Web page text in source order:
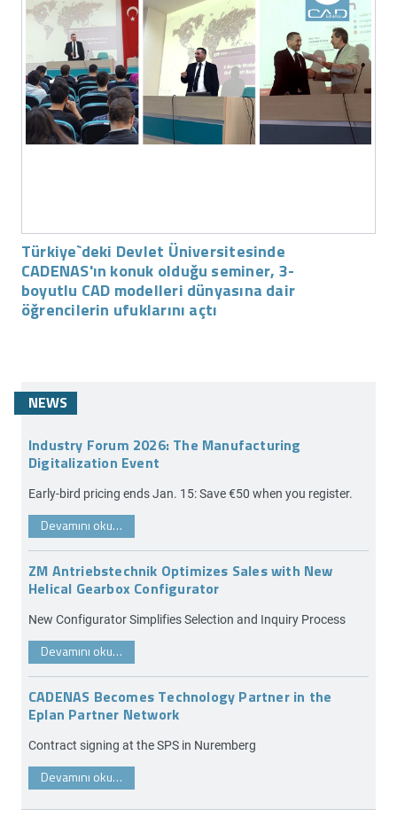
Türkiye`deki Devlet Üniversitesinde
CADENAS'ın konuk olduğu seminer, 3-
boyutlu CAD modelleri dünyasına dair
öğrencilerin ufuklarını açtı
NEWS
Industry Forum 2026: The Manufacturing
Digitalization Event
Early-bird pricing ends Jan. 15: Save €50 when you register.
Devamını oku…
ZM Antriebstechnik Optimizes Sales with New
Helical Gearbox Configurator
New Configurator Simplifies Selection and Inquiry Process
Devamını oku…
CADENAS Becomes Technology Partner in the
Eplan Partner Network
Contract signing at the SPS in Nuremberg
Devamını oku…